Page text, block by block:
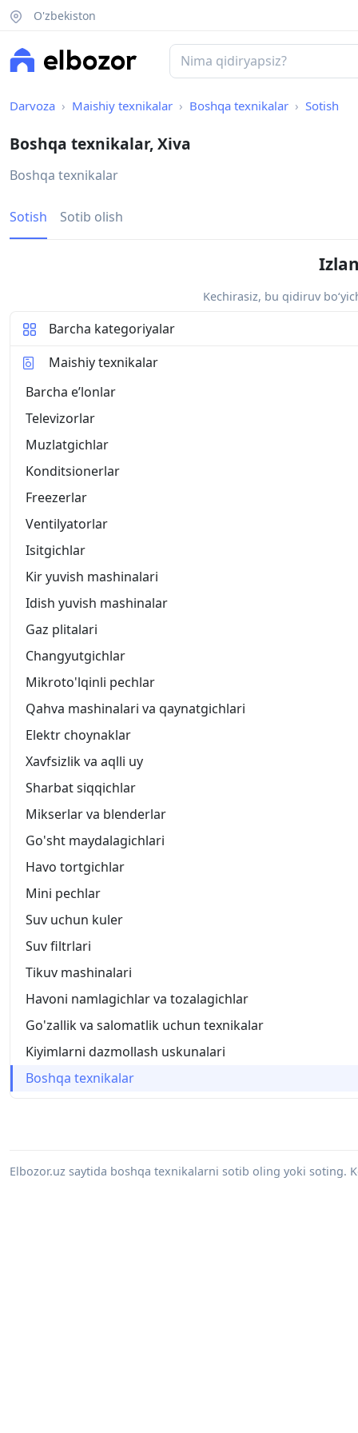
O'zbekiston
Darvoza Maishiy texnikalar Boshqa texnikalar Sotish
Boshqa texnikalar, Xiva
Boshqa texnikalar
Sotish Sotib olish
Kechirasiz, bu qidiruv
Barcha kategoriyalar
Maishiy texnikalar
Barcha eʼlonlar
Televizorlar
Muzlatgichlar
Konditsionerlar
Freezerlar
Ventilyatorlar
Isitgichlar
Kir yuvish mashinalari
Idish yuvish mashinalar
Gaz plitalari
Changyutgichlar
Mikroto'lqinli pechlar
Qahva mashinalari va qaynatgichlari
Elektr choynaklar
Xavfsizlik va aqlli uy
Sharbat siqqichlar
Mikserlar va blenderlar
Go'sht maydalagichlari
Havo tortgichlar
Mini pechlar
Suv uchun kuler
Suv filtrlari
Tikuv mashinalari
Havoni namlagichlar va tozalagichlar
Go'zallik va salomatlik uchun texnikalar
Kiyimlarni dazmollash uskunalari
Boshqa texnikalar
Elbozor.uz saytida boshqa texnikalarni sotib oling yoki soting.